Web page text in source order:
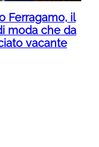
Ferragamo, il
moda che da
vacante